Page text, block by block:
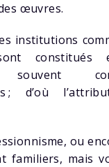
œuvres.
institutions
constitués
souvent
; d’où
ou
familiers, mais